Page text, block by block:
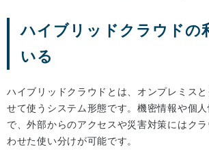
ハイブリッドクラウドの
いる
ハイブリッドクラウドとは、オンプレミス
せて使うシステム形態です。機密情報や個
で、外部からのアクセスや災害対策にはク
わせた使い分けが可能です。